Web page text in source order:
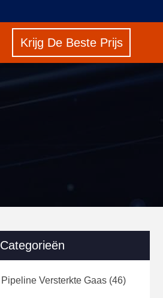
Krijg De Beste Prijs
Categorieën
Pipeline Versterkte Gaas (46)